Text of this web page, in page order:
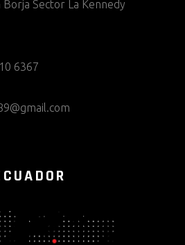
Borja Sector La Kennedy
6367